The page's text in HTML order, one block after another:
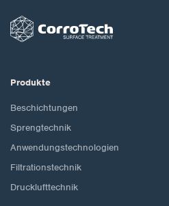
Produkte
Beschichtungen
Sprengtechnik
Anwendungstechnologien
Filtrationstechnik
Drucklufttechnik